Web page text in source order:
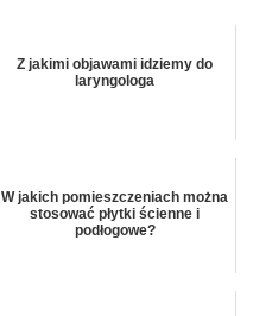
Z jakimi objawami idziemy do
laryngologa
W jakich pomieszczeniach można
stosować płytki ścienne i
podłogowe?